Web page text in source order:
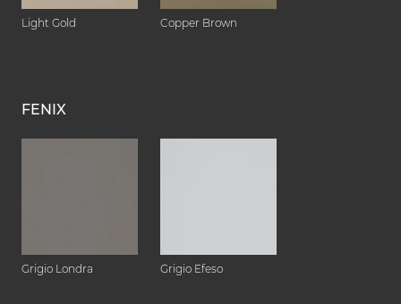
Light Gold Copper Brown
FENIX
Grigio Londra Grigio Efeso